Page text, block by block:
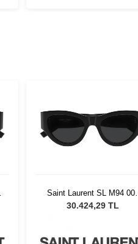
Saint Laurent SL M94 001
Kadın Güneş Gözlüğü
30.424,29 TL